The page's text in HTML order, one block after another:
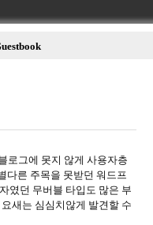
로그에 못지 않게 사용자층
다른 주목을 못받던 워드프
였던 무버블 타입도 많은 부
새는 심심치않게 발견할 수